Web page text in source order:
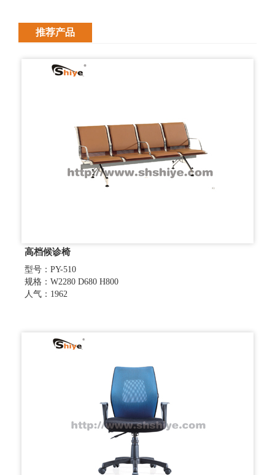
推荐产品
高档候诊椅
型号：PY-510
规格：W2280 D680 H800
人气：1962